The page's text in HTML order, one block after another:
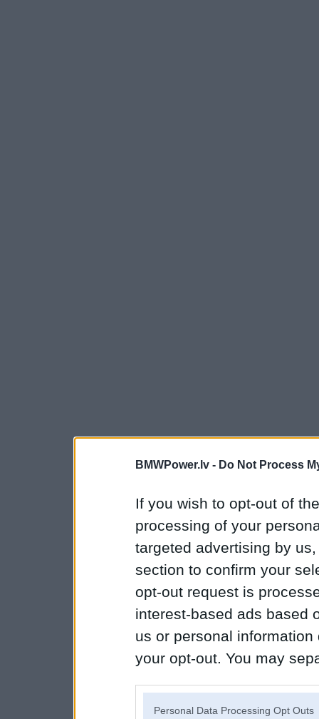
BMWPower.lv - Do Not Process
If you wish to opt-out of
processing of your
targeted advertising by
section to confirm your
opt-out request is
interest-based ads based
us or personal
your opt-out. You may
Personal Data Processing Opt Outs